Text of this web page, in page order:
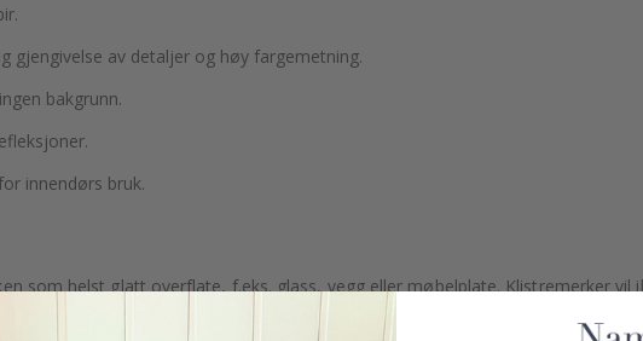
gjengivelse av detaljer og høy fargemetning.
bakgrunn.
innendørs bruk.
som helst glatt overflate, f.eks. glass, vegg eller møbelplate. Klistremerker
av veggene. Avhengig av skjerminnstillingene kan fargene på utskriften